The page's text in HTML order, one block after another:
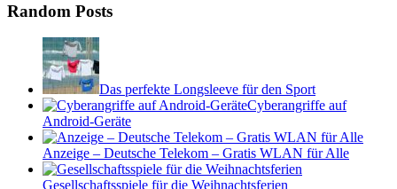
Random Posts
Das perfekte Longsleeve für den Sport
Cyberangriffe auf
Android-Geräte
Anzeige – Deutsche Telekom – Gratis WLAN für Alle
Gesellschaftsspiele für die Weihnachtsferien